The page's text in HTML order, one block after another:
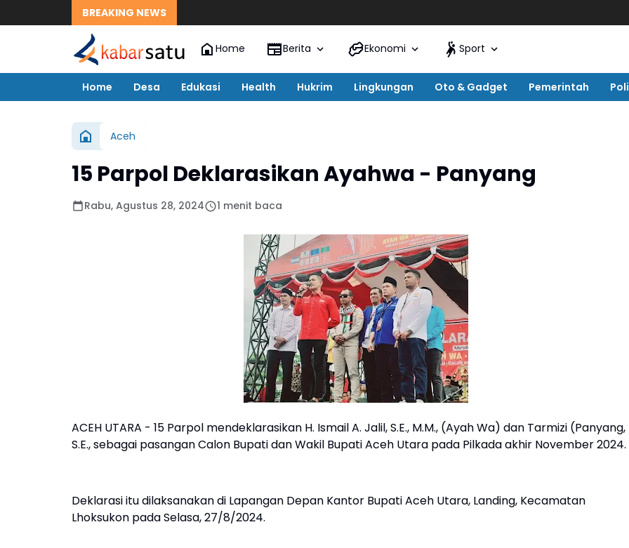
BREAKING NEWS
Home Berita Ekonomi Sport
Home Desa Edukasi Health Hukrim Lingkungan Oto & Gadget Pemerintah
Aceh
15 Parpol Deklarasikan Ayahwa - Panyang
Rabu, Agustus 28, 2024 1 menit baca
ACEH UTARA - 15 Parpol mendeklarasikan H. Ismail A. Jalil, S.E., M.M., (Ayah Wa) dan Tarmizi (Panyang,
S.E., sebagai pasangan Calon Bupati dan Wakil Bupati Aceh Utara pada Pilkada akhir November 2024.
Deklarasi itu dilaksanakan di Lapangan Depan Kantor Bupati Aceh Utara, Landing, Kecamatan
Lhoksukon pada Selasa, 27/8/2024.